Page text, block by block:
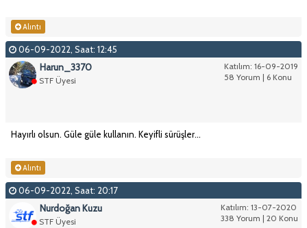
Alıntı
06-09-2022, Saat: 12:45
Katılım: 16-09-2019
58 Yorum | 6 Konu
Harun_3370
STF Üyesi
Hayırlı olsun. Güle güle kullanın. Keyifli sürüşler...
Alıntı
06-09-2022, Saat: 20:17
Katılım: 13-07-2020
338 Yorum | 20 Konu
Nurdoğan Kuzu
STF Üyesi